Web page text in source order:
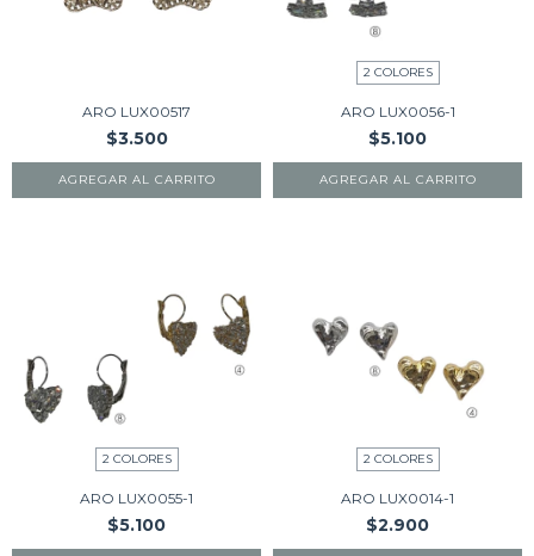
ARO LUX00517
$3.500
AGREGAR AL CARRITO
2 COLORES
ARO LUX0056-1
$5.100
AGREGAR AL CARRITO
2 COLORES
ARO LUX0055-1
$5.100
2 COLORES
ARO LUX0014-1
$2.900